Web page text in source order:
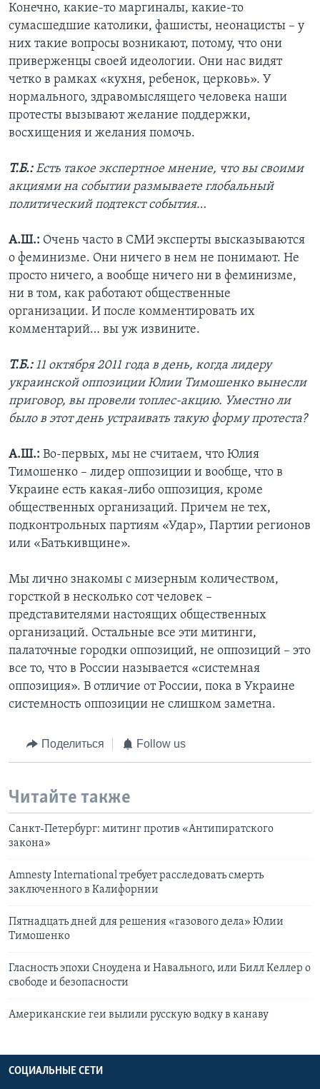
Конечно, какие-то маргиналы, какие-то
сумасшедшие католики, фашисты, неонацисты – у
них такие вопросы возникают, потому, что они
приверженцы своей идеологии. Они нас видят
четко в рамках «кухня, ребенок, церковь». У
нормального, здравомыслящего человека наши
протесты вызывают желание поддержки,
восхищения и желания помочь.
Т.Б.:Есть такое экспертное мнение, что вы своими
акциями на событии размываете глобальный
политический подтекст события…
А.Ш.: Очень часто в СМИ эксперты высказываются
о феминизме. Они ничего в нем не понимают. Не
просто ничего, а вообще ничего ни в феминизме,
ни в том, как работают общественные
организации. И после комментировать их
комментарий… вы уж извините.
Т.Б.: 11 октября 2011 года в день, когда лидеру
украинской оппозиции Юлии Тимошенко вынесли
приговор, вы провели топлес-акцию. Уместно ли
было в этот день устраивать такую форму протеста?
А.Ш.: Во-первых, мы не считаем, что Юлия
Тимошенко – лидер оппозиции и вообще, что в
Украине есть какая-либо оппозиция, кроме
общественных организаций. Причем не тех,
подконтрольных партиям «Удар», Партии регионов
или «Батькивщине».
Мы лично знакомы с мизерным количеством,
горсткой в несколько сот человек –
представителями настоящих общественных
организаций. Остальные все эти митинги,
палаточные городки оппозиций, не оппозиций – это
все то, что в России называется «системная
оппозиция». В отличие от России, пока в Украине
системность оппозиции не слишком заметна.
Поделиться Follow us
Читайте также
Санкт-Петербург: митинг против «Антипиратского
закона»
Amnesty International требует расследовать смерть
заключенного в Калифорнии
Пятнадцать дней для решения «газового дела» Юлии
Тимошенко
Гласность эпохи Сноудена и Навального, или Билл Келлер о
свободе и безопасности
Американские геи вылили русскую водку в канаву
СОЦИАЛЬНЫЕ СЕТИ